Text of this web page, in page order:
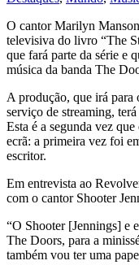
O cantor Marilyn
televisiva do livro “The
que fará parte da série e
música da banda The
A produção, que irá para
serviço de streaming,
Esta é a segunda vez
ecrã: a primeira vez foi
escritor.
Em entrevista ao
com o cantor Shooter
“O Shooter [Jennings] e
The Doors, para a
também vou ter uma